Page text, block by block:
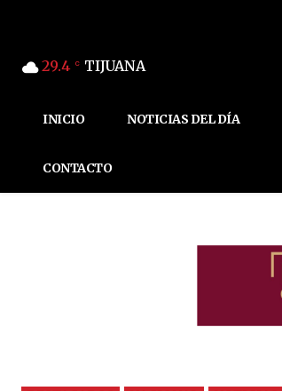
29.4 C TIJUANA
INICIO NOTICIAS DEL DÍA
CONTACTO